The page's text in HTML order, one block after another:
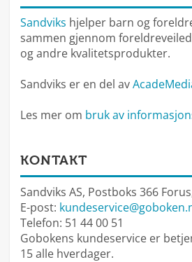
Sandviks hjelper barn og
sammen gjennom
og andre kvalitetsprodukter.
Sandviks er en del av
Les mer om bruk av
KONTAKT
Sandviks AS, Postboks 366
E-post:
Telefon: 51 44 00 51
Gobokens kundeservice er
15 alle hverdager.